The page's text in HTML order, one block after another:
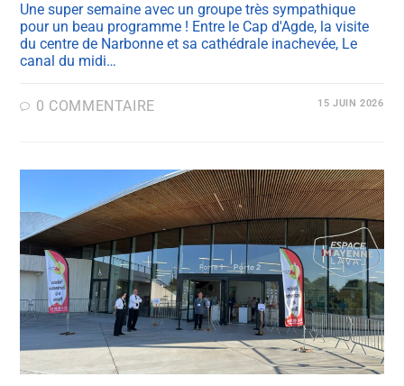
Une super semaine avec un groupe très sympathique
pour un beau programme ! Entre le Cap d'Agde, la visite
du centre de Narbonne et sa cathédrale inachevée, Le
canal du midi…
0 COMMENTAIRE 15 JUIN 2026